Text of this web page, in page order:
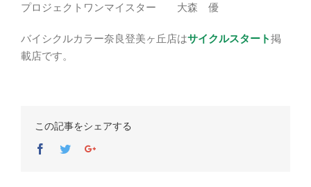
プロジェクトワンマイスター 大森 優
バイシクルカラー奈良登美ヶ丘店はサイクルスタート掲
載店です。
この記事をシェアする
Facebook
TwitterGoogle+